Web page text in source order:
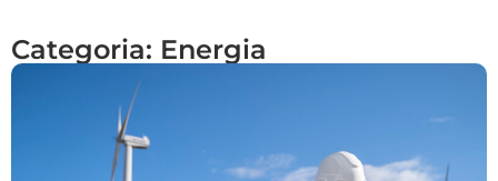
Categoria: Energia